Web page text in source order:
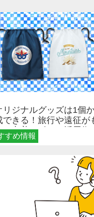
すめ情報
リジナルグッズは1個
できる！旅行や遠征が
る巾着＆ポーチ活用術